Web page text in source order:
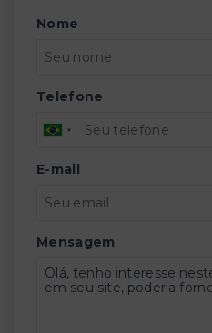
Nome
Telefone
E-mail
Mensagem